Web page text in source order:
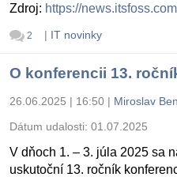
Zdroj: https://
2 | IT novinky
O konferencii 13.
26.06.2025 | 16:50 | Miroslav
Dátum udalosti: 01.07.2025
V dňoch 1. – 3. júla 2025 sa
uskutoční 13. ročník